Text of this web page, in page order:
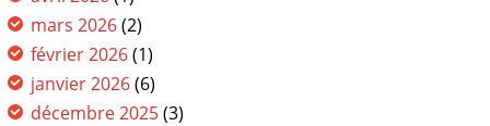
mars 2026(2)
février 2026(1)
janvier 2026(6)
décembre 2025(3)